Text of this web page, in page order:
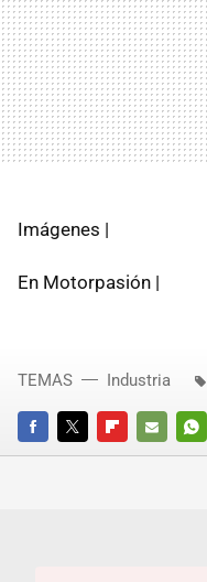
Imágenes |
En Motorpasión |
FACEBOOKTWITTERFLIPBOARD
E-
TEMAS Industria